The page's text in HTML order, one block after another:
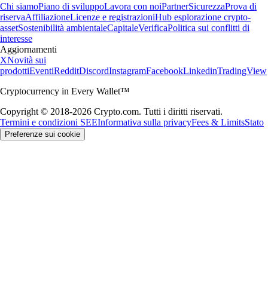
Chi siamoPiano di sviluppoLavora con noiPartnerSicurezzaProva di
riservaAffiliazioneLicenze e registrazioniHub esplorazione crypto-
assetSostenibilità ambientaleCapitaleVerificaPolitica sui conflitti di
interesse
Aggiornamenti
XNovità sui
prodottiEventiRedditDiscordInstagramFacebookLinkedinTradingView
Cryptocurrency in Every Wallet™
Copyright © 2018-2026 Crypto.com. Tutti i diritti riservati.
Termini e condizioni SEEInformativa sulla privacyFees & LimitsStato
Preferenze sui cookie